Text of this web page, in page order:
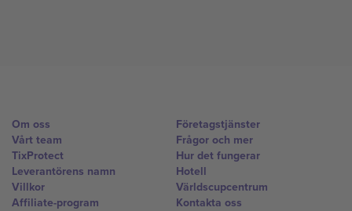
Om oss
Vårt team
TixProtect
Leverantörens namn
Villkor
Affiliate-program
Företagstjänster
Frågor och mer
Hur det fungerar
Hotell
Världscupcentrum
Kontakta oss